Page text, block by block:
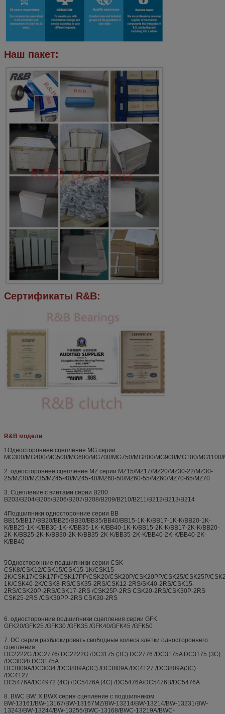
Наш пакет:
Сертификаты R&B:
R&B модели:
1Одностороннее сцепление MG серии
MG300/MG400/MG500/MG600/MG700/MG750/MG800/MG900/MG100/
2. одностороннее сцепление MZ серии MZ15/MZ17/MZ20/MZ30-22/MZ30-
25/MZ30/MZ35/MZ45-40/MZ45-40/MZ60-50/MZ60-55/MZ60/MZ70-65/MZ70
3. Сцепление с винтами серии B200
B203/B204/B205/B206/B207/B208/B209/B210/B211/B212/B213/B214
4Подшипники односторонние серии BB
BB15/BB17/BB20/BB25/BB30/BB35/BB40/BB15-1K-K/BB17-1K-K/BB20-1K-
K/BB25-1K-K/BB30-1K-K/BB35-1K-K/BB40-1K-K/BB15-2K-K/BB17-2K-K/BB20-
2K-K/BB25-2K-K/BB30-2K-K/BB35-2K-K/BB35-2K-K/BB40-2K-K/BB40-2K-
K/BB40
5Односторонние подшипники серии CSK
CSK8/CSK12/CSK15/CSK15-1K/CSK15-
2K/CSK17/CSK17P/CSK17PP/CSK20/CSK20P/CSK20PP/CSK25/CSK25P/
1K/CSK40-2K/CSK8-RS/CSK35-2RS/CSK12-2RS/SK40-2RS/CSK15-
2RS/CSK20P-2RS/CSK17-2RS /CSK25P-2RS CSK20-2RS/CSK30P-2RS
CSK25-2RS /CSK30PP-2RS CSK30-2RS
6. односторонние подшипники сцепления серии GFK
GFK20/GFK25 /GFK30 /GFK35 /GFK40/GFK45 /GFK50
7. DC серии разблокировать свободные колеса клетки одностороннего
сцепления
DC2222G /DC2776/ DC2222G /DC3175 (3C) DC2776 /DC3175A DC3175 (3C)
/DC3034/ DC3175A
DC3809A/DC3034 /DC3809A(3C) /DC3809A /DC4127 /DC3809A(3C)
/DC4127
DC5476A/DC4972 (4C) /DC5476A (4C) /DC5476A/DC5476B/DC5476A
8. BWC BW. X.BWX серия сцепление с подшипником
BW-13161/BW-13167/BW-13167MZ/BW-13214/BW-13214/BW-13231/BW-
13243/BW-13244/BW-13255/BWC-13168/BWC-13219A/BWC-